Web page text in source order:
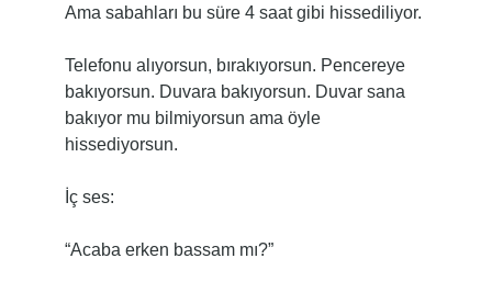
Ama sabahları bu süre 4 saat gibi hissediliyor.
Telefonu alıyorsun, bırakıyorsun. Pencereye
bakıyorsun. Duvara bakıyorsun. Duvar sana
bakıyor mu bilmiyorsun ama öyle
hissediyorsun.
İç ses:
“Acaba erken bassam mı?”